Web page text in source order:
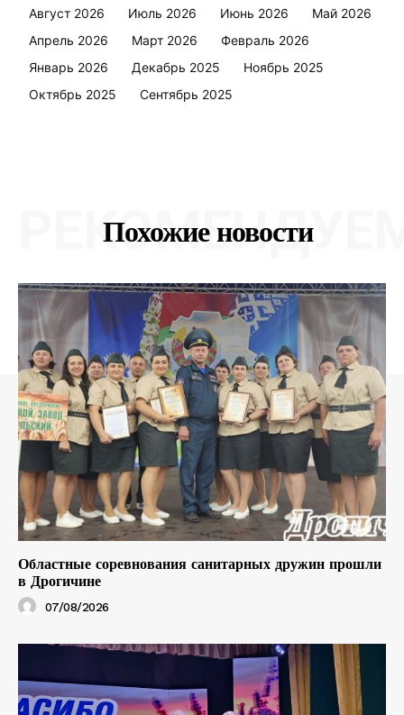
Август 2026 Июль 2026 Июнь 2026
Май 2026
Апрель 2026
Март 2026
Февраль 2026
Январь 2026
Декабрь 2025
Ноябрь 2025
Октябрь 2025
Сентябрь 2025
Похожие новости
Областные соревнования санитарных дружин прошли
в Дрогичине
07/08/2026